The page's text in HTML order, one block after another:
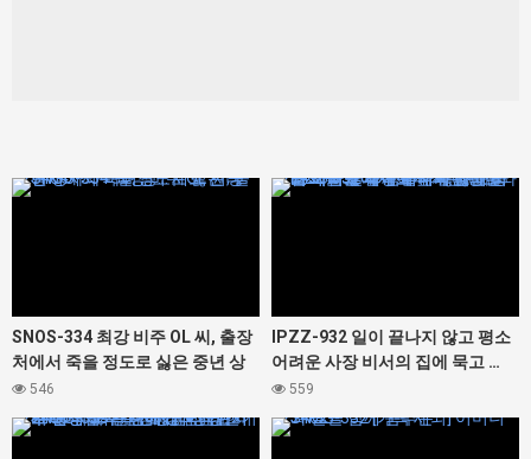
427464
SNOS-334 최강 비주 OL 씨, 출장
처에서 죽을 정도로 싫은 중년 상
사와 아이 방… 세토 칸나
546
427436
IPZZ-932 일이 끝나지 않고 평소
어려운 사장 비서의 집에 묵고 …
술의 기세로 덮쳐 버리면 나의 지
너무 귀여워 다음날도 아침 발목
559
427466 427462